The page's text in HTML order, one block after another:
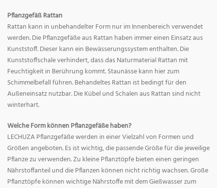
Pflanzgefäß Rattan
Rattan kann in unbehandelter Form nur im Innenbereich verwendet
werden. Die Pflanzgefäße aus Rattan haben immer einen Einsatz aus
Kunststoff. Dieser kann ein Bewässerungssystem enthalten. Die
Kunststoffschale verhindert, dass das Naturmaterial Rattan mit
Feuchtigkeit in Berührung kommt. Staunässe kann hier zum
Schimmelbefall führen. Behandeltes Rattan ist bedingt für den
Außeneinsatz nutzbar. Die Kübel und Schalen aus Rattan sind nicht
winterhart.
Welche Form können Pflanzgefäße haben?
LECHUZA Pflanzgefäße werden in einer Vielzahl von Formen und
Größen angeboten. Es ist wichtig, die passende Größe für die jeweilige
Pflanze zu verwenden. Zu kleine Pflanztöpfe bieten einen geringen
Nährstoffanteil und die Pflanzen können nicht richtig wachsen. Große
Pflanztöpfe können wichtige Nährstoffe mit dem Gießwasser zum